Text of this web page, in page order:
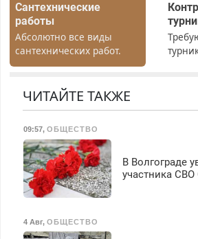
Сантехнические
работы
Абсолютно все виды
сантехнических работ.
Быстро. Качественно.
ЧИТАЙТЕ ТАКЖЕ
09:57, ОБЩЕСТВО
В Волгограде
участника
4 Авг, ОБЩЕСТВО